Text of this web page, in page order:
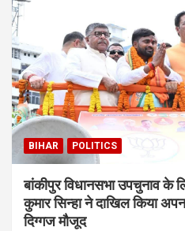
BIHAR POLITICS
बांकीपुर विधानसभा उपचुनाव के
कुमार सिन्हा ने दाखिल किया
दिग्गज मौजूद